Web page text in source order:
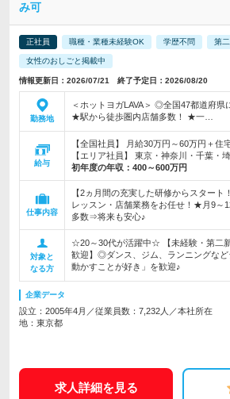
み可
正社員 職種・業種未経験OK 学歴不問 第
女性のおしごと掲載中
情報更新日：2026/07/21 終了予定日：2026/08/20
勤務地
＜ホットヨガLAVA＞ ◎全国47都道府県
★駅から徒歩圏内店舗多数！ ★一…
給与
【全国社員】 月給30万円～60万円＋住
【エリア社員】 東京・神奈川・千葉・
初年度の年収： 400～600万円
仕事内容
【2ヵ月間の充実した研修からスタート
レッスン・店舗業務をお任せ！★月9～
多数⇒将来も安心♪
対象と
なる方
☆20～30代が活躍中☆ 【未経験・第二
歓迎】◎ダンス、ジム、ランニングなど
動かすことが好き」を歓迎♪
企業データ
設立：2005年4月／従業員数：7,232人／本社所在
地：東京都
求人詳細を見る